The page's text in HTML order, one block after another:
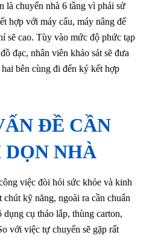
là chuyển nhà 6 tầng vì phải sử
hợp với máy cẩu, máy nâng để
sẽ cao. Tùy vào mức độ phức tạp
đạc, nhân viên khảo sát sẽ đưa
bên cùng đi đến ký kết hợp
ĐỀ CẦN
NHÀ
việc đòi hỏi sức khỏe và kinh
chút kỹ năng, ngoài ra cần chuẩn
cụ tháo lắp, thùng carton,
với việc tự chuyển sẽ gặp rất